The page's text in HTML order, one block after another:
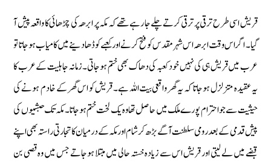
قریش اسی طرح ترقی پر ترقی کرتے چلے جا رہے تھے کہ مکہ پر ابرھہ کی چڑھائی کا واقعہ پیش آ
گیا۔ اگر اس وقت ابرھہ اس شہر مقدس کو فتح کرنے اور کعبے کو ڈھا دینے میں کامیاب ہوجاتا تو
عرب میں قریش ہی کی نہیں خود کعبہ کی دھاک بھی ختم ہوجاتی۔ زمانہ جاہلیت کے عرب کا
یہ عقیدہ متزلزل ہوجاتا کہ یہ گھر واقعی بیت اللہ ہے۔ قریش کو اس گھر کے خادم ہونے کی
حیثیت سے جو احترام پورے ملک میں حاصل تھا وہ یک لخت ختم ہوجاتا۔ مکہ تک حبشیوں کی
پیش قدمی کے بعد رومی سلطنت آگے بڑھ کر شام اور مکہ کے درمیان کا تجارتی راستہ بھی اپنے
قبضے میں لے لیتی اور قریش اس سے زیادہ خستہ حالی میں مبتلا ہوجاتے جس میں وہ قصی بن